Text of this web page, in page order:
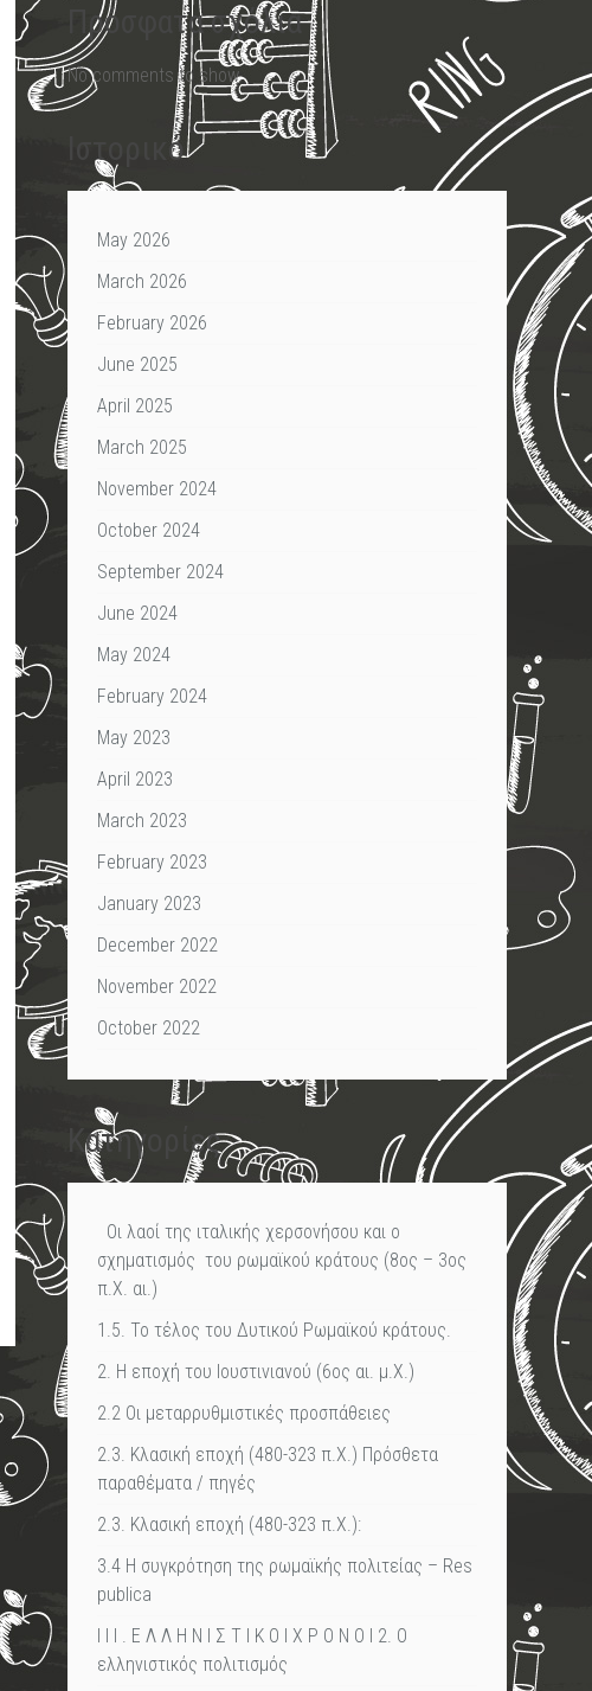
Πρόσφατα σχόλια
No comments to show.
Ιστορικό
May 2026
March 2026
February 2026
June 2025
April 2025
March 2025
November 2024
October 2024
September 2024
June 2024
May 2024
February 2024
May 2023
April 2023
March 2023
February 2023
January 2023
December 2022
November 2022
October 2022
Kατηγορίες
Οι λαοί της ιταλικής χερσονήσου και ο
σχηματισμός του ρωμαϊκού κράτους (8ος – 3ος
π.Χ. αι.)
1.5. Το τέλος του Δυτικού Ρωμαϊκού κράτους.
2. Η εποχή του Ιουστινιανού (6ος αι. μ.Χ.)
2.2 Οι μεταρρυθμιστικές προσπάθειες
2.3. Κλασική εποχή (480-323 π.Χ.) Πρόσθετα
παραθέματα / πηγές
2.3. Κλασική εποχή (480-323 π.Χ.):
3.4 Η συγκρότηση της ρωμαϊκής πολιτείας – Res
publica
I I I . Ε Λ Λ Η Ν Ι Σ Τ Ι Κ Ο Ι Χ Ρ Ο Ν Ο Ι 2. Ο
ελληνιστικός πολιτισμός